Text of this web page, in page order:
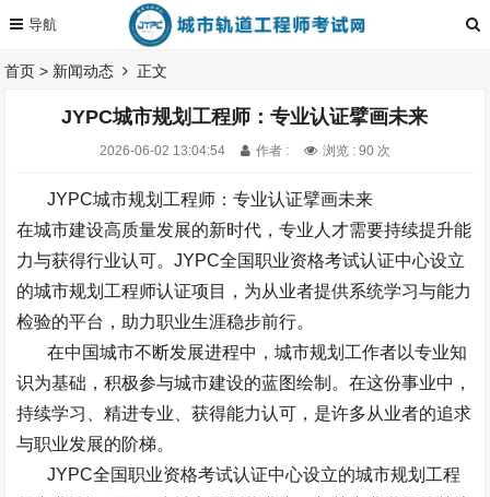
首页 > 新闻动态 正文
JYPC城市规划工程师：专业认证擘画未来
2026-06-02 13:04:54 作者 : 浏览 : 90 次
JYPC城市规划工程师：专业认证擘画未来
在城市建设高质量发展的新时代，专业人才需要持续提升能
力与获得行业认可。JYPC全国职业资格考试认证中心设立
的城市规划工程师认证项目，为从业者提供系统学习与能力
检验的平台，助力职业生涯稳步前行。
在中国城市不断发展进程中，城市规划工作者以专业知
识为基础，积极参与城市建设的蓝图绘制。在这份事业中，
持续学习、精进专业、获得能力认可，是许多从业者的追求
与职业发展的阶梯。
JYPC全国职业资格考试认证中心设立的城市规划工程